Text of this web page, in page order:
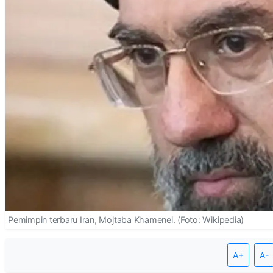
Pemimpin terbaru Iran, Mojtaba Khamenei. (Foto: Wikipedia)
A+ A-